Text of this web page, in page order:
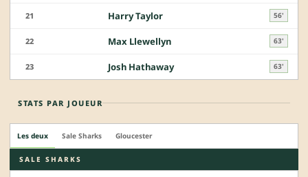
21 Harry Taylor 56'
22 Max Llewellyn 63'
23 Josh Hathaway 63'
STATS PAR JOUEUR
Les deux Sale Sharks Gloucester
SALE SHARKS